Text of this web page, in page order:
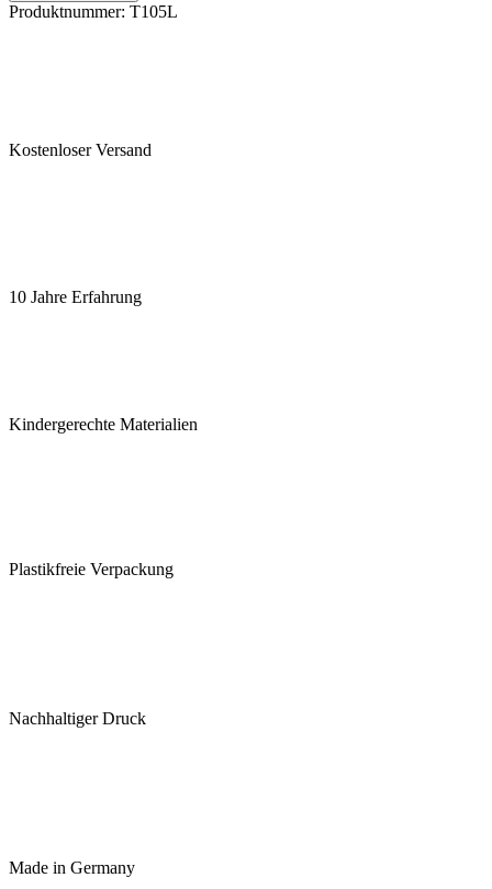
Produktnummer: T105L
Kostenloser Versand
10 Jahre Erfahrung
Kindergerechte Materialien
Plastikfreie Verpackung
Nachhaltiger Druck
Made in Germany